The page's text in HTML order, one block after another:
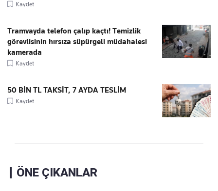
Kaydet
Tramvayda telefon çalıp kaçtı! Temizlik
görevlisinin hırsıza süpürgeli müdahalesi
kamerada
Kaydet
50 BİN TL TAKSİT, 7 AYDA TESLİM
Kaydet
ÖNE ÇIKANLAR